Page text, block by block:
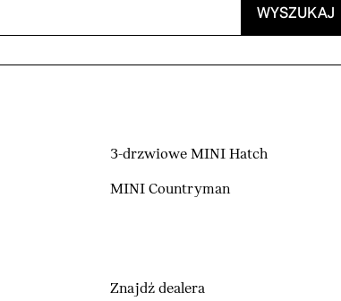
WYSZUKAJ
3-drzwiowe MINI Hatch
MINI Countryman
Znajdź dealera